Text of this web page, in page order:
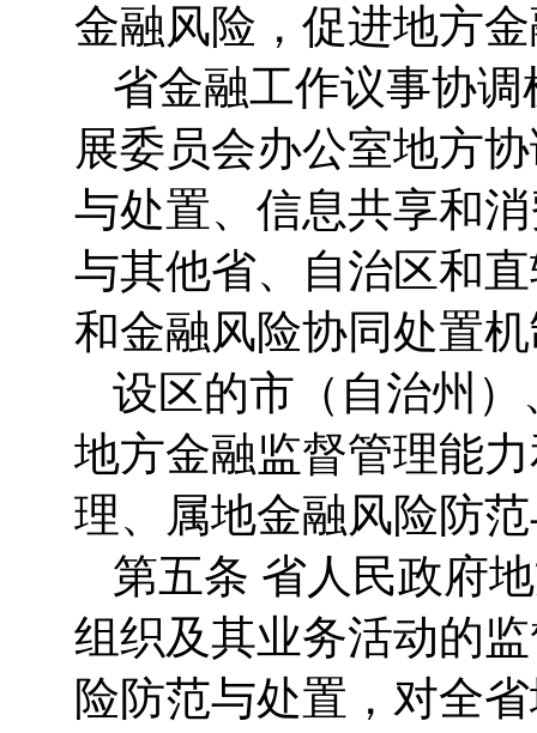
金融风险，促进地方
省金融工作议事协
展委员会办公室地方
与处置、信息共享和
与其他省、自治区和
和金融风险协同处置
设区的市（自治州
地方金融监督管理能
理、属地金融风险防
第五条 省人民政府
组织及其业务活动的
险防范与处置，对全